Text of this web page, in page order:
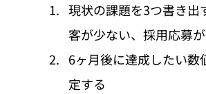
現状の課題を3つ書き出
客が少ない、採用応募が
6ヶ月後に達成したい数
定する